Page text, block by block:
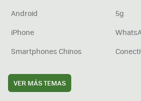
Android
5g
iPhone
Smartphones Chinos
VER MÁS TEMAS